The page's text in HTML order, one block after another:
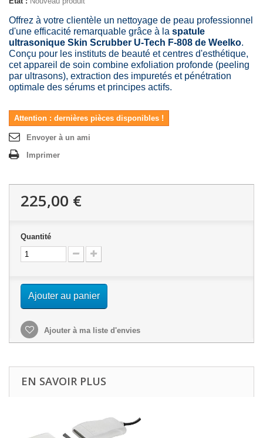
Offrez à votre clientèle un nettoyage de peau professionnel
d'une efficacité remarquable grâce à la spatule
ultrasonique Skin Scrubber U-Tech F-808 de Weelko.
Conçu pour les instituts de beauté et centres d'esthétique,
cet appareil de soin combine exfoliation profonde (peeling
par ultrasons), extraction des impuretés et pénétration
optimale des sérums et principes actifs.
Attention : dernières pièces disponibles !
Envoyer à un ami
Imprimer
225,00 €
Quantité
Ajouter au panier
Ajouter à ma liste d'envies
EN SAVOIR PLUS